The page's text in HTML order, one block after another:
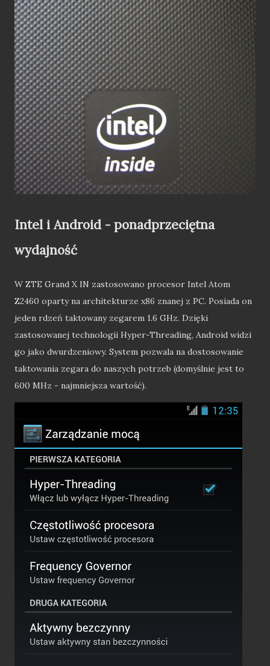
Intel i Android - ponadprzeciętna
wydajność
W ZTE Grand X IN zastosowano procesor Intel Atom
Z2460 oparty na architekturze x86 znanej z PC. Posiada on
jeden rdzeń taktowany zegarem 1.6 GHz. Dzięki
zastosowanej technologii Hyper-Threading, Android widzi
go jako dwurdzeniowy. System pozwala na dostosowanie
taktowania zegara do naszych potrzeb (domyślnie jest to
600 MHz - najmniejsza wartość).